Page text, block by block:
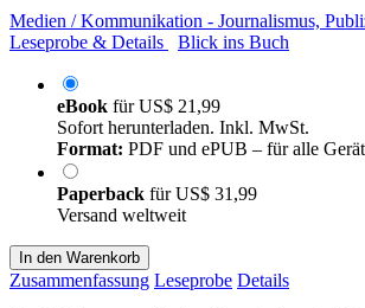
Medien / Kommunikation - Journalismus,
Leseprobe & Details
Blick ins Buch
eBook fürUS$ 21,99
Sofort herunterladen. Inkl. MwSt.
Format: PDF und ePUB – für alle
Paperback fürUS$ 31,99
Versand weltweit
In den Warenkorb
Zusammenfassung Leseprobe Details